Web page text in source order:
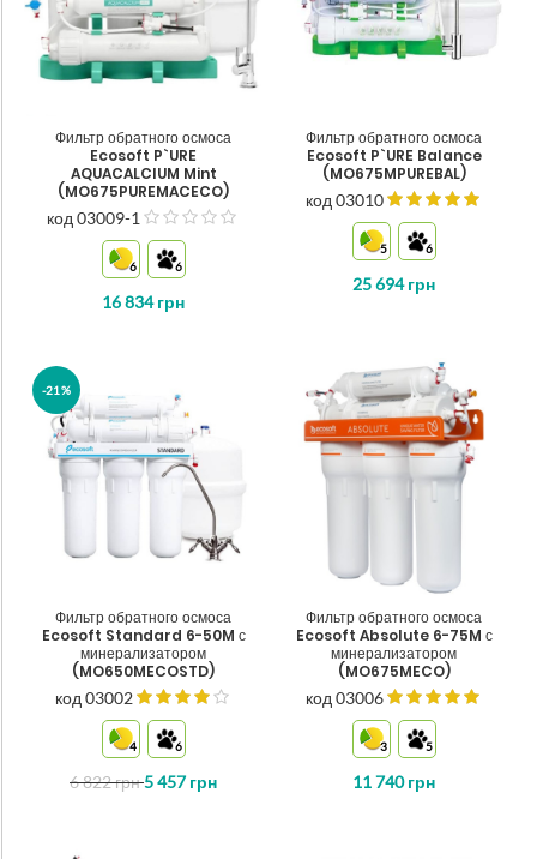
Фильтр обратного осмоса
Ecosoft P`URE
AQUACALCIUM Mint
(MO675PUREMACECO)
код 03009-1
6 6
16 834грн
Фильтр обратного осмоса
Ecosoft P`URE Balance
(MO675MPUREBAL)
код 03010
5 6
25 694грн
-21%
Фильтр обратного осмоса
Ecosoft Standard 6-50M с
минерализатором
(MO650MECOSTD)
код 03002
4 6
6 822грн5 457грн
Фильтр обратного осмоса
Ecosoft Absolute 6-75M с
минерализатором
(MO675MECO)
код 03006
3 5
11 740грн